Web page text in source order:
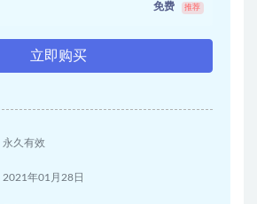
免费 推荐
立即购买
永久有效
2021年01月28日